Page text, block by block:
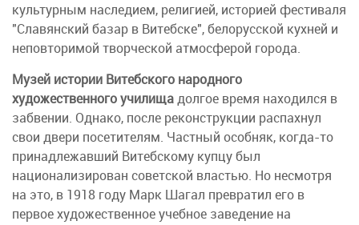
культурным наследием, религией, историей фестиваля
"Славянский базар в Витебске", белорусской кухней и
неповторимой творческой атмосферой города.
Музей истории Витебского народного
художественного училищадолгое время находился в
забвении. Однако, после реконструкции распахнул
свои двери посетителям. Частный особняк, когда-то
принадлежавший Витебскому купцу был
национализирован советской властью. Но несмотря
на это, в 1918 году Марк Шагал превратил его в
первое художественное учебное заведение на